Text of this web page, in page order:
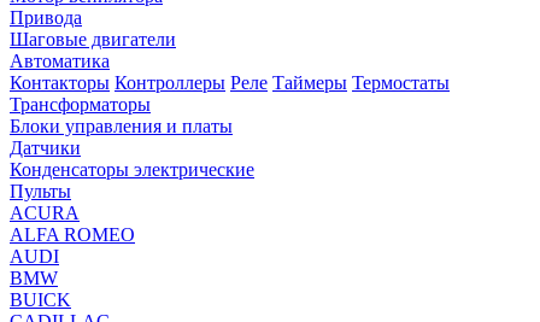
Привода
Шаговые двигатели
Автоматика
Контакторы Контроллеры Реле Таймеры Термостаты
Трансформаторы
Блоки управления и платы
Датчики
Конденсаторы электрические
Пульты
ACURA
ALFA ROMEO
AUDI
BMW
BUICK